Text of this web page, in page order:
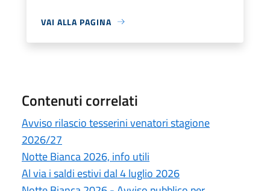
VAI ALLA PAGINA
Contenuti correlati
Avviso rilascio tesserini venatori stagione
2026/27
Notte Bianca 2026, info utili
Al via i saldi estivi dal 4 luglio 2026